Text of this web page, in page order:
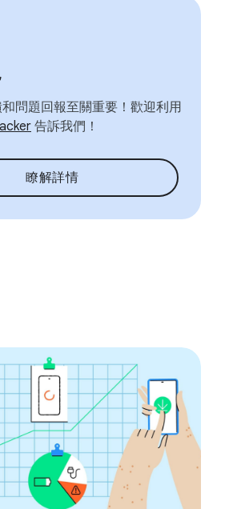
問題回報至關重要！歡迎利用
告訴我們！
瞭解詳情